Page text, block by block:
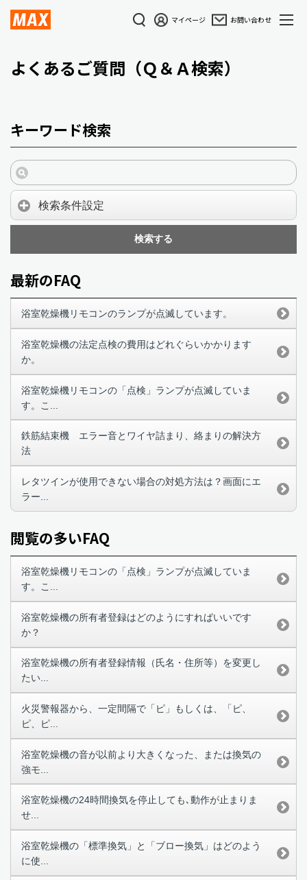
マイページ お問い合わせ
よくあるご質問（Ｑ＆Ａ検索）
キーワード検索
検索条件設定
検索する
最新のFAQ
浴室乾燥機リモコンのランプが点滅しています。
浴室乾燥機の法定点検の費用はどれぐらいかかります
か。
浴室乾燥機リモコンの「点検」ランプが点滅していま
す。こ...
鉄筋結束機 エラー音とワイヤ詰まり、絡まりの解決方
法
レタツインが使用できない場合の対処方法は？画面にエ
ラー...
閲覧の多いFAQ
浴室乾燥機リモコンの「点検」ランプが点滅していま
す。こ...
浴室乾燥機の所有者登録はどのようにすればいいです
か？
浴室乾燥機の所有者登録情報（氏名・住所等）を変更し
たい...
火災警報器から、一定間隔で「ピ」もしくは、「ピ、
ピ、ピ...
浴室乾燥機の音が以前より大きくなった、または換気の
強モ...
浴室乾燥機の24時間換気を停止しても､動作が止まりま
せ...
浴室乾燥機の「標準換気」と「ブロー換気」はどのよう
に使...